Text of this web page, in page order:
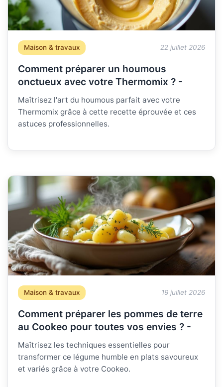
Maison & travaux 22 juillet 2026
Comment préparer un houmous
onctueux avec votre Thermomix ? -
Maîtrisez l'art du houmous parfait avec votre
Thermomix grâce à cette recette éprouvée et ces
astuces professionnelles.
Maison & travaux 19 juillet 2026
Comment préparer les pommes de terre
au Cookeo pour toutes vos envies ? -
Maîtrisez les techniques essentielles pour
transformer ce légume humble en plats savoureux
et variés grâce à votre Cookeo.